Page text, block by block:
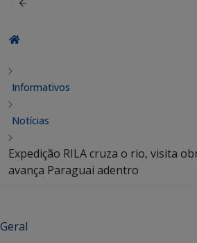
Informativos
Notícias
Expedição RILA cruza o rio, visita
avança Paraguai adentro
Geral